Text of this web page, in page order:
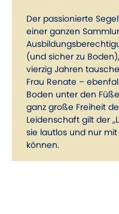
Der passionierte
einer ganzen
(und sicher zu
vierzig Jahren
Frau Renate –
Boden unter den
ganz große Freiheit
Leidenschaft gilt der
sie lautlos und nur
können.